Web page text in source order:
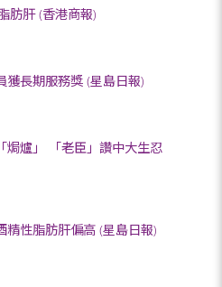
肪肝 (香港商報)
獲長期服務獎 (星島日報)
焗爐」 「老臣」讚中大生忍
精性脂肪肝偏高 (星島日報)